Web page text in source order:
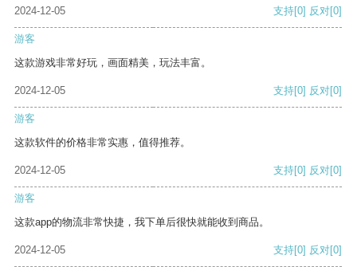
2024-12-05 支持[0] 反对[0]
游客
这款游戏非常好玩，画面精美，玩法丰富。
2024-12-05 支持[0] 反对[0]
游客
这款软件的价格非常实惠，值得推荐。
2024-12-05 支持[0] 反对[0]
游客
这款app的物流非常快捷，我下单后很快就能收到商品。
2024-12-05 支持[0] 反对[0]